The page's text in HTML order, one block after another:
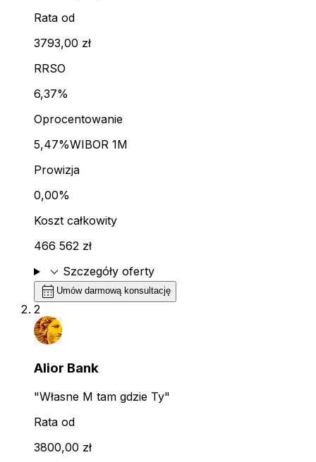
Rata od
3793,00 zł
RRSO
6,37%
Oprocentowanie
5,47%WIBOR 1M
Prowizja
0,00%
Koszt całkowity
466 562 zł
expand_more Szczegóły oferty
calendar_month Umów darmową konsultację
2
Alior Bank
"Własne M tam gdzie Ty"
Rata od
3800,00 zł